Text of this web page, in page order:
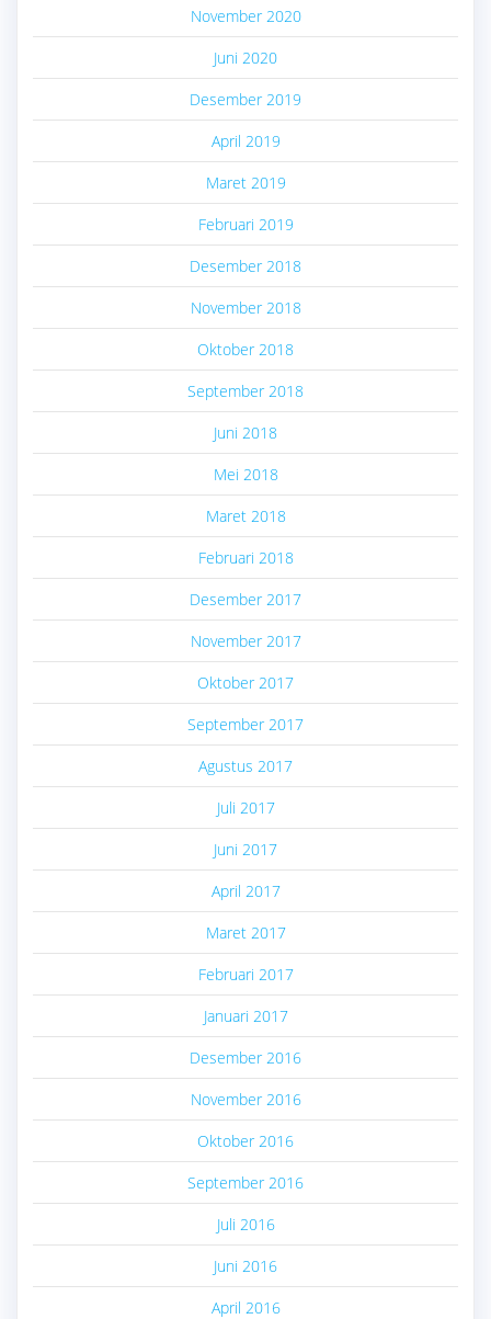
November 2020
Juni 2020
Desember 2019
April 2019
Maret 2019
Februari 2019
Desember 2018
November 2018
Oktober 2018
September 2018
Juni 2018
Mei 2018
Maret 2018
Februari 2018
Desember 2017
November 2017
Oktober 2017
September 2017
Agustus 2017
Juli 2017
Juni 2017
April 2017
Maret 2017
Februari 2017
Januari 2017
Desember 2016
November 2016
Oktober 2016
September 2016
Juli 2016
Juni 2016
April 2016